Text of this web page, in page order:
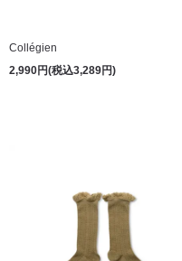
Collégien
2,990円(税込3,289円)